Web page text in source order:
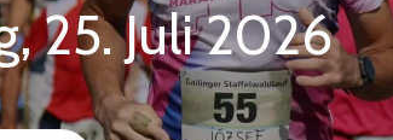
25. Juli 2026